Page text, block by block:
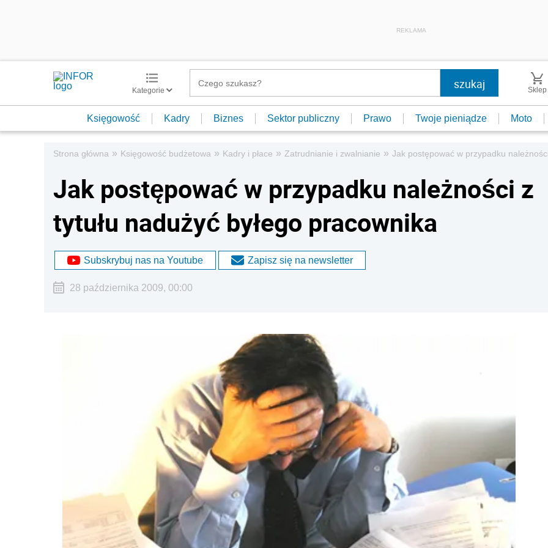
REKLAMA
Kategorie Sklep
Księgowość Kadry Biznes Sektor publiczny Prawo Twoje pieniądze Moto
Strona główna » Księgowość budżetowa » Kadry i płace » Zatrudnianie i zwalnianie » Jak postępować w przypadku
Jak postępować w przypadku należności z
tytułu nadużyć byłego pracownika
Subskrybuj nas na Youtube Zapisz się na newsletter
28 października 2009, 00:00